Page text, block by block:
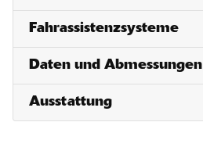
Fahrassistenzsysteme
Daten und Abmessungen
Ausstattung